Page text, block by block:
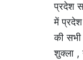
प्रदेश
में प्रदेश
की सभी
शुक्ला ,